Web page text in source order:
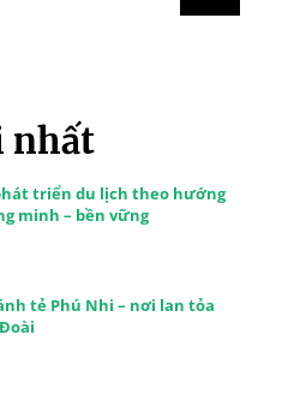
nhất
triển du lịch theo hướng
minh – bền vững
tẻ Phú Nhi – nơi lan tỏa